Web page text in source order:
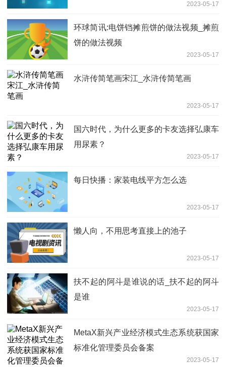
2023-05-17
环球简讯:电饼铛摊煎饼的做法视频_摊煎
饼的做法视频
2023-05-17
水浒传简笔画宋江_水浒传简笔画
2023-05-17
国六时代，为什么更多的卡友选择弘康车
用尿素？
2023-05-17
每日快播：家装电线平方怎么选
2023-05-17
懒人向，不用思考直接上的池子
2023-05-17
扶不起的阿斗是谁说的话_扶不起的阿斗
是谁
2023-05-17
MetaX新兴产业经济模式生态系统获国家
标准化管理委员会备案
2023-05-17